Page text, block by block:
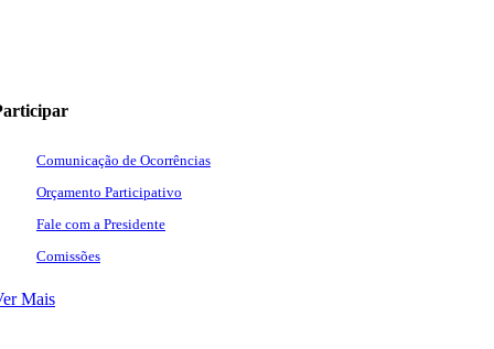
Comunicação de Ocorrências
Orçamento Participativo
Fale com a Presidente
Comissões
Mais